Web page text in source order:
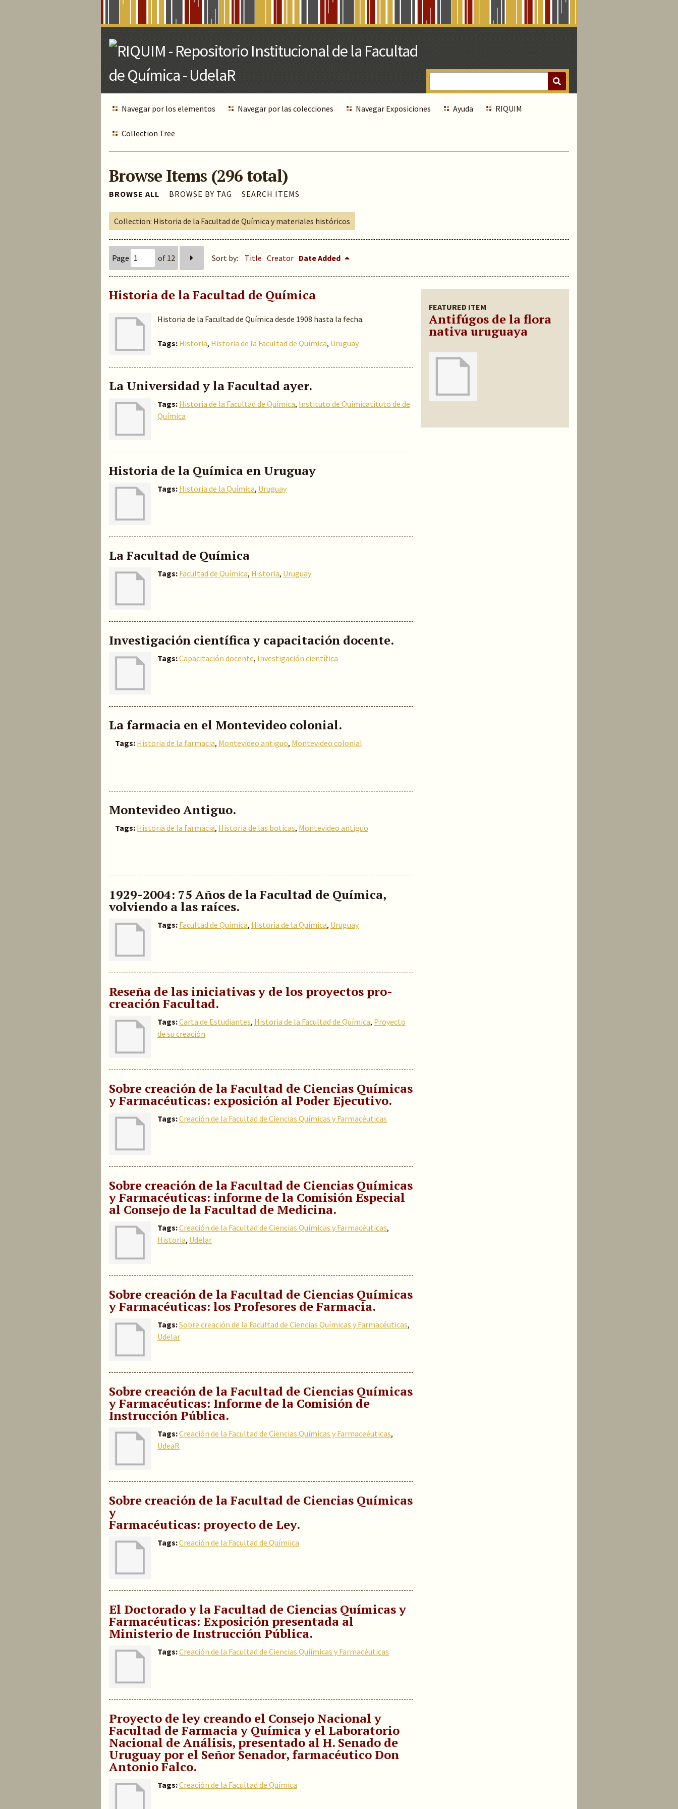
Navegar por los elementos Navegar por las colecciones Navegar Exposiciones Ayuda RIQUIM
Collection Tree
Browse Items (296 total)
BROWSE ALL BROWSE BY TAG SEARCH ITEMS
Collection: Historia de la Facultad de Química y materiales históricos
Page of 12 Sort by: Title Creator Date Added
FEATURED ITEM
Antifúgos de la flora
nativa uruguaya
Historia de la Facultad de Química
Historia de la Facultad de Química desde 1908 hasta la fecha.
Tags: Historia, Historia de la Facultad de Química, Uruguay
La Universidad y la Facultad ayer.
Tags: Historia de la Facultad de Química, Instituto de Químicatituto de de
Química
Historia de la Química en Uruguay
Tags: Historia de la Química, Uruguay
La Facultad de Química
Tags: Facultad de Química, Historia, Uruguay
Investigación científica y capacitación docente.
Tags:Capacitación docente, Investigación científica
La farmacia en el Montevideo colonial.
Tags: Historia de la farmacia, Montevideo antiguo, Montevideo colonial
Montevideo Antiguo.
Tags: Historia de la farmacia, Historia de las boticas, Montevideo antiguo
1929-2004: 75 Años de la Facultad de Química,
volviendo a las raíces.
Tags: Facultad de Química, Historia de la Química, Uruguay
Reseña de las iniciativas y de los proyectos pro-
creación Facultad.
Tags:Carta de Estudiantes, Historia de la Facultad de Química, Proyecto
de su creación
Sobre creación de la Facultad de Ciencias Químicas
y Farmacéuticas: exposición al Poder Ejecutivo.
Tags:Creación de la Facultad de Ciencias Químicas y Farmacéuticas
Sobre creación de la Facultad de Ciencias Químicas
y Farmacéuticas: informe de la Comisión Especial
al Consejo de la Facultad de Medicina.
Tags:Creación de la Facultad de Ciencias Químicas y Farmacéuticas,
Historia, Udelar
Sobre creación de la Facultad de Ciencias Químicas
y Farmacéuticas: los Profesores de Farmacia.
Tags:Sobre creación de la Facultad de Ciencias Químicas y Farmacéuticas,
Udelar
Sobre creación de la Facultad de Ciencias Químicas
y Farmacéuticas: Informe de la Comisión de
Instrucción Pública.
Tags:Creación de la Facultad de Ciencias Químicas y Farmaceéuticas,
UdeaR
Sobre creación de la Facultad de Ciencias Químicas
y
Farmacéuticas: proyecto de Ley.
Tags:Creación de la Facultad de Químiica
El Doctorado y la Facultad de Ciencias Químicas y
Farmacéuticas: Exposición presentada al
Ministerio de Instrucción Pública.
Tags:Creación de la Facultad de Ciencias Quíímicas y Farmacéuticas
Proyecto de ley creando el Consejo Nacional y
Facultad de Farmacia y Química y el Laboratorio
Nacional de Análisis, presentado al H. Senado de
Uruguay por el Señor Senador, farmacéutico Don
Antonio Falco.
Tags:Creación de la Facultad de Química